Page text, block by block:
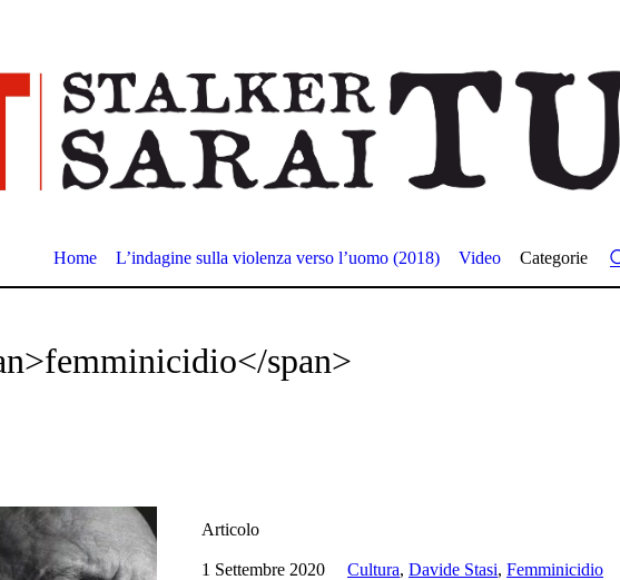
Home L’indagine sulla violenza verso l’uomo (2018) Video Categorie
span>
Articolo
1 Settembre 2020 Cultura,Davide Stasi,Femminicidio